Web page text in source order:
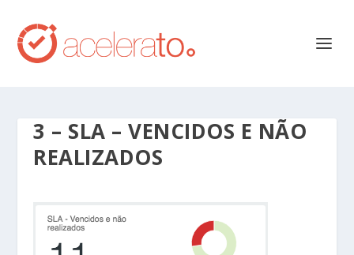
3 – SLA – VENCIDOS E NÃO
REALIZADOS